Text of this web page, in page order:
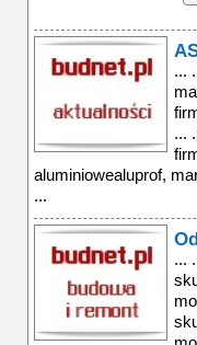
...
...
aluminiowealuprof,
...
...